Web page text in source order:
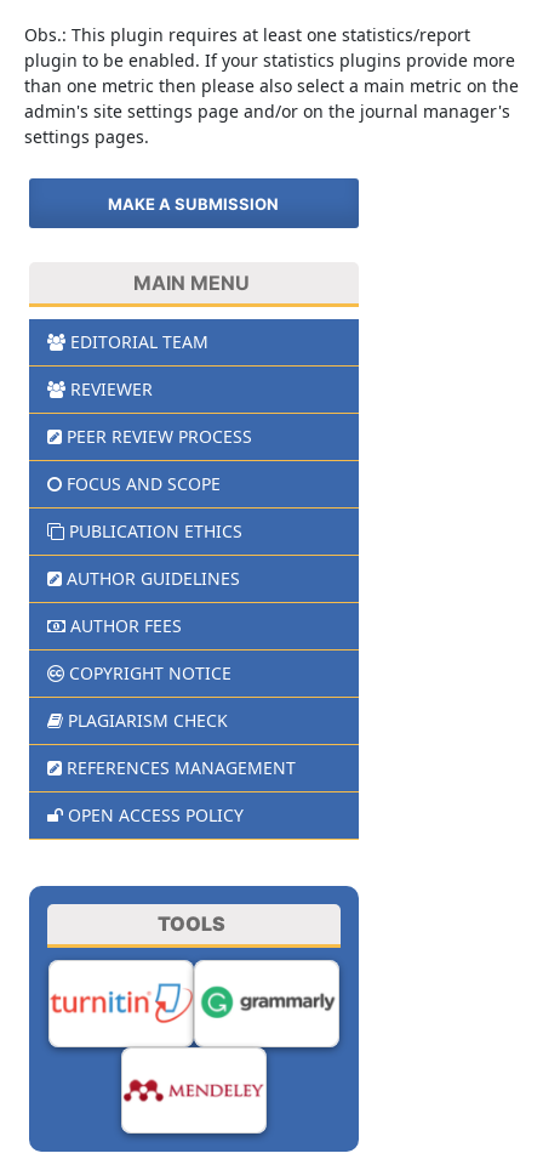
Obs.: This plugin requires at least one statistics/report
plugin to be enabled. If your statistics plugins provide more
than one metric then please also select a main metric on the
admin's site settings page and/or on the journal manager's
settings pages.
MAKE A SUBMISSION
MAIN MENU
EDITORIAL TEAM
REVIEWER
PEER REVIEW PROCESS
FOCUS AND SCOPE
PUBLICATION ETHICS
AUTHOR GUIDELINES
AUTHOR FEES
COPYRIGHT NOTICE
PLAGIARISM CHECK
REFERENCES MANAGEMENT
OPEN ACCESS POLICY
TOOLS